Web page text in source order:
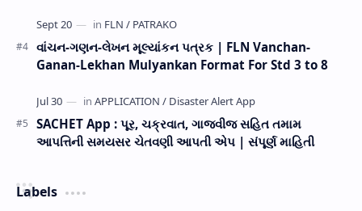
વાંચન-ગણન-લેખન મૂલ્યાંકન પત્રક | FLN Vanchan-
Ganan-Lekhan Mulyankan Format For Std 3 to 8
SACHET App : પૂર, ચક્રવાત, ગાજવીજ સહિત તમામ
આપત્તિની સમયસર ચેતવણી આપતી એપ | સંપૂર્ણ માહિતી
Labels